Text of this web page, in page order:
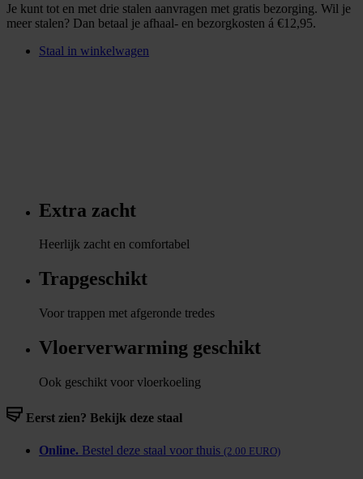
Je kunt tot en met drie stalen aanvragen met gratis bezorging. Wil je
meer stalen? Dan betaal je afhaal- en bezorgkosten á €12,95.
Staal in winkelwagen
Extra zacht
Heerlijk zacht en comfortabel
Trapgeschikt
Voor trappen met afgeronde tredes
Vloerverwarming geschikt
Ook geschikt voor vloerkoeling
Eerst zien? Bekijk deze staal
Online. Bestel deze staal voor thuis (2.00 EURO)